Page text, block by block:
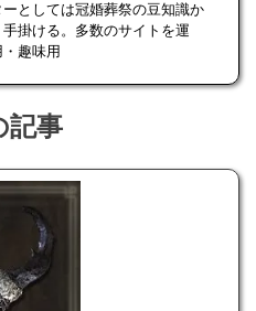
としては冠婚葬祭の豆知識か
掛ける。多数のサイトを運
趣味用
記事